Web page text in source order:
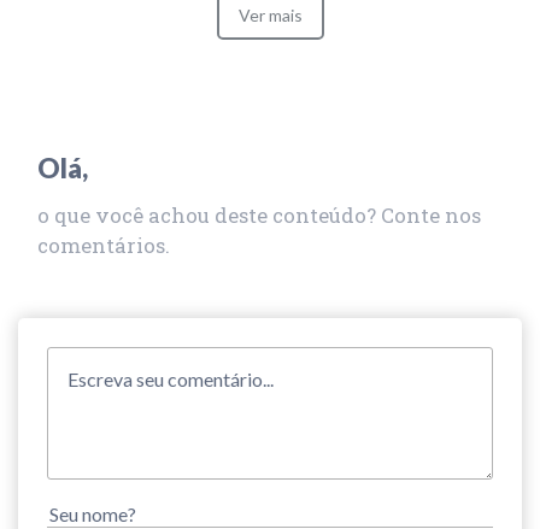
Ver mais
Olá,
o que você achou deste conteúdo? Conte nos
comentários.